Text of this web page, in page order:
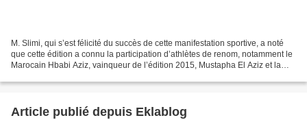
M. Slimi, qui s’est félicité du succès de cette manifestation sportive, a noté
que cette édition a connu la participation d’athlètes de renom, notamment le
Marocain Hbabi Aziz, vainqueur de l’édition 2015, Mustapha El Aziz et la
Article publié depuis Eklablog